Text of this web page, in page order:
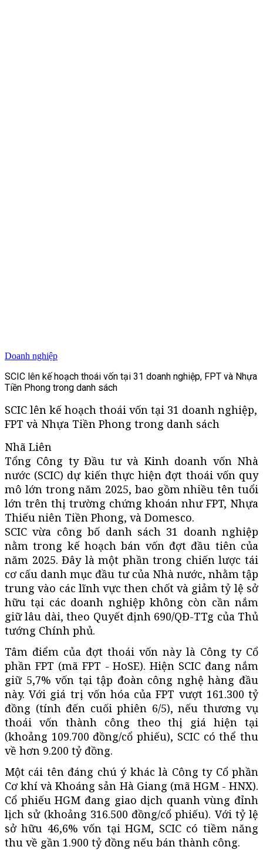
Doanh nghiệp
SCIC lên kế hoạch thoái vốn tại 31 doanh nghiệp, FPT và Nhựa
Tiền Phong trong danh sách
SCIC lên kế hoạch thoái vốn tại 31 doanh nghiệp,
FPT và Nhựa Tiền Phong trong danh sách
Nhã Liên
Tổng Công ty Đầu tư và Kinh doanh vốn Nhà
nước (SCIC) dự kiến thực hiện đợt thoái vốn quy
mô lớn trong năm 2025, bao gồm nhiều tên tuổi
lớn trên thị trường chứng khoán như FPT, Nhựa
Thiếu niên Tiền Phong, và Domesco.
SCIC vừa công bố danh sách 31 doanh nghiệp
nằm trong kế hoạch bán vốn đợt đầu tiên của
năm 2025. Đây là một phần trong chiến lược tái
cơ cấu danh mục đầu tư của Nhà nước, nhằm tập
trung vào các lĩnh vực then chốt và giảm tỷ lệ sở
hữu tại các doanh nghiệp không còn cần nắm
giữ lâu dài, theo Quyết định 690/QĐ-TTg của Thủ
tướng Chính phủ.
Tâm điểm của đợt thoái vốn này là Công ty Cổ
phần FPT (mã FPT - HoSE). Hiện SCIC đang nắm
giữ 5,7% vốn tại tập đoàn công nghệ hàng đầu
này. Với giá trị vốn hóa của FPT vượt 161.300 tỷ
đồng (tính đến cuối phiên 6/5), nếu thương vụ
thoái vốn thành công theo thị giá hiện tại
(khoảng 109.700 đồng/cổ phiếu), SCIC có thể thu
về hơn 9.200 tỷ đồng.
Một cái tên đáng chú ý khác là Công ty Cổ phần
Cơ khí và Khoáng sản Hà Giang (mã HGM - HNX).
Cổ phiếu HGM đang giao dịch quanh vùng đỉnh
lịch sử (khoảng 316.500 đồng/cổ phiếu). Với tỷ lệ
sở hữu 46,6% vốn tại HGM, SCIC có tiềm năng
thu về gần 1.900 tỷ đồng nếu bán thành công.